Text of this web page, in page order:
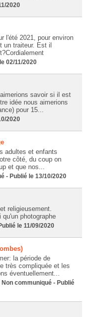
2020
l'été 2021, pour environ
un traiteur. Est il
02/11/2020
savoir si il est
idée nous aimerions
pour 15...
2020
adultes et enfants
côté, du coup on
et que nos...
- Publié le 13/10/2020
religieusement.
photographe
le 11/09/2020
la période de
très compliquée et les
éventuellement...
communiqué - Publié